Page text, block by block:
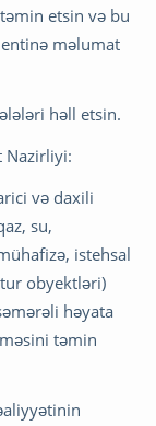
etsin və bu
məlumat
həll etsin.
Nazirliyi:
və daxili
su,
istehsal
obyektləri)
həyata
təmin